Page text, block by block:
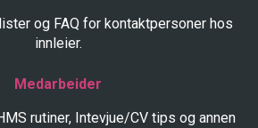
og FAQ for kontaktpersoner hos
innleier.
Medarbeider
rutiner, Intevjue/CV tips og annen